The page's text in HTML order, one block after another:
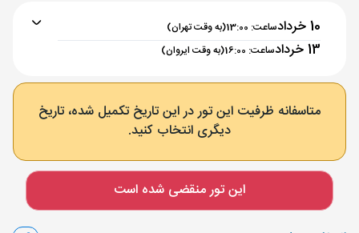
10 خرداد ساعت: 13:00 (به وقت تهران)
13 خرداد ساعت: 16:00 (به وقت ایروان)
برنامه رفت :
فرودگاه بین‌المللی امام خمینی IKA
ایروان , فرودگاه بین‌المللی زوارتنوتس EVN
متاسفانه ظرفیت این تور در این تاریخ تکمیل شده، تاریخ
دیگری انتخاب کنید.
این تور منقضی شده است